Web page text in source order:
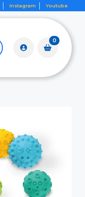
Instagram Youtube
0